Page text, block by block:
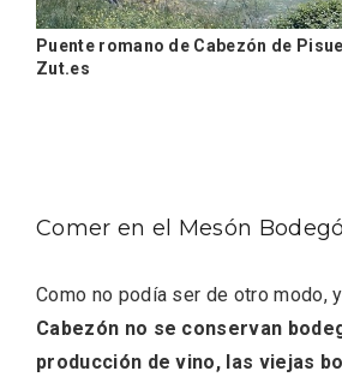
Puente romano de Cabezón de
Zut.es
Comer en el Mesón
Como no podía ser de otro modo, y
Cabezón no se conservan
producción de vino, las viejas